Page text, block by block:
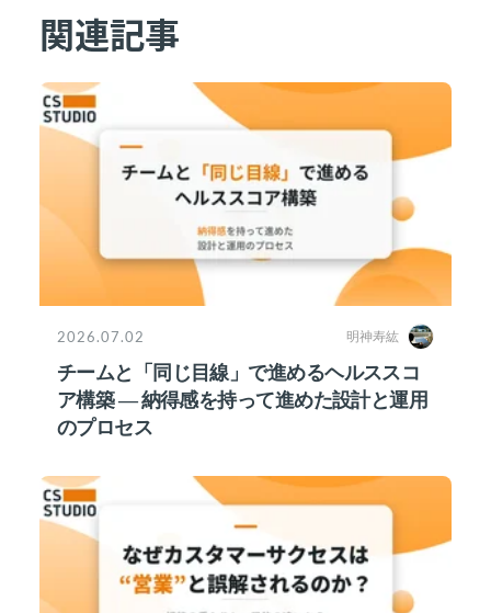
関連記事
2026.07.02 明神寿紘
チームと「同じ目線」で進めるヘルススコ
ア構築 ― 納得感を持って進めた設計と運用
のプロセス